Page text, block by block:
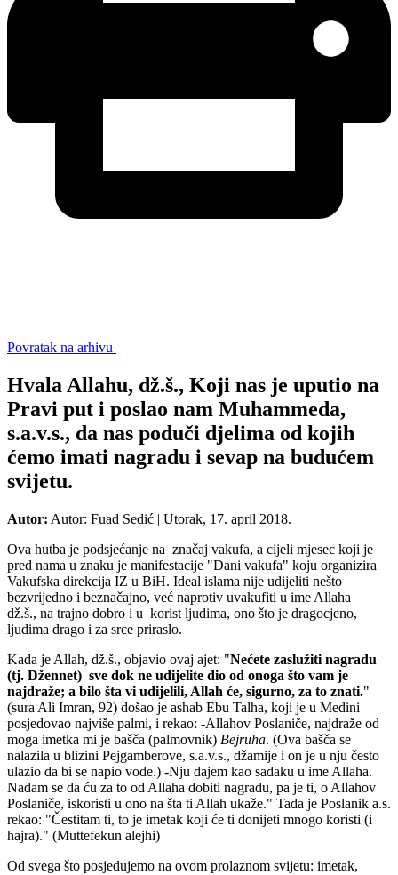
Povratak na arhivu
Hvala Allahu, dž.š., Koji nas je uputio na
Pravi put i poslao nam Muhammeda,
s.a.v.s., da nas poduči djelima od kojih
ćemo imati nagradu i sevap na budućem
svijetu.
Autor: Autor: Fuad Sedić | Utorak, 17. april 2018.
Ova hutba je podsjećanje na značaj vakufa, a cijeli mjesec koji je
pred nama u znaku je manifestacije "Dani vakufa" koju organizira
Vakufska direkcija IZ u BiH. Ideal islama nije udijeliti nešto
bezvrijedno i beznačajno, već naprotiv uvakufiti u ime Allaha
dž.š., na trajno dobro i u korist ljudima, ono što je dragocjeno,
ljudima drago i za srce priraslo.
Kada je Allah, dž.š., objavio ovaj ajet: "Nećete zaslužiti nagradu
(tj. Džennet) sve dok ne udijelite dio od onoga što vam je
najdraže; a bilo šta vi udijelili, Allah će, sigurno, za to znati."
(sura Ali Imran, 92) došao je ashab Ebu Talha, koji je u Medini
posjedovao najviše palmi, i rekao: -Allahov Poslaniče, najdraže od
moga imetka mi je bašča (palmovnik) Bejruha. (Ova bašča se
nalazila u blizini Pejgamberove, s.a.v.s., džamije i on je u nju često
ulazio da bi se napio vode.) -Nju dajem kao sadaku u ime Allaha.
Nadam se da ću za to od Allaha dobiti nagradu, pa je ti, o Allahov
Poslaniče, iskoristi u ono na šta ti Allah ukaže." Tada je Poslanik a.s.
rekao: "Čestitam ti, to je imetak koji će ti donijeti mnogo koristi (i
hajra)." (Muttefekun alejhi)
Od svega što posjedujemo na ovom prolaznom svijetu: imetak,